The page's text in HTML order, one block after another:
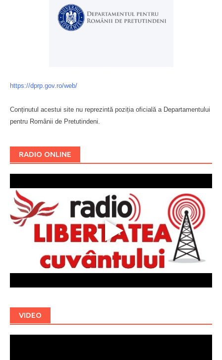
https://dprp.gov.ro/web/
Conținutul acestui site nu reprezintă poziția oficială a Departamentului
pentru Românii de Pretutindeni.
RADIO ONLINE
VIDEO